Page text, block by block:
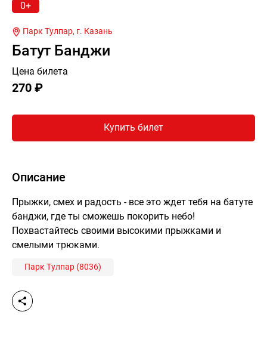
0+
Парк Тулпар, г. Казань
Батут Банджи
Цена билета
270 ₽
Купить билет
Описание
Прыжки, смех и радость - все это ждет тебя на батуте
банджи, где ты сможешь покорить небо!
Похвастайтесь своими высокими прыжками и
смелыми трюками.
Парк Тулпар (8036)